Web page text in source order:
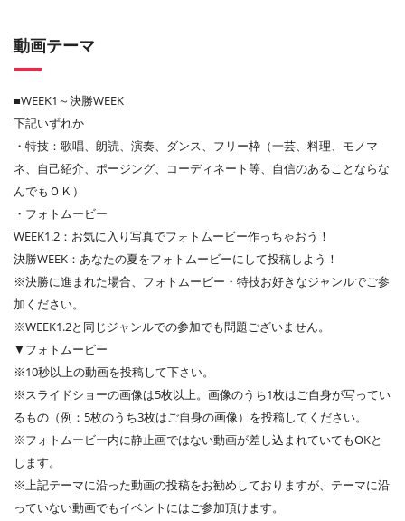
動画テーマ
■WEEK1～決勝WEEK
下記いずれか
・特技：歌唱、朗読、演奏、ダンス、フリー枠（一芸、料理、モノマ
ネ、自己紹介、ポージング、コーディネート等、自信のあることならな
んでもＯＫ）
・フォトムービー
WEEK1.2：お気に入り写真でフォトムービー作っちゃおう！
決勝WEEK：あなたの夏をフォトムービーにして投稿しよう！
※決勝に進まれた場合、フォトムービー・特技お好きなジャンルでご参
加ください。
※WEEK1.2と同じジャンルでの参加でも問題ございません。
▼フォトムービー
※10秒以上の動画を投稿して下さい。
※スライドショーの画像は5枚以上。画像のうち1枚はご自身が写ってい
るもの（例：5枚のうち3枚はご自身の画像）を投稿してください。
※フォトムービー内に静止画ではない動画が差し込まれていてもOKと
します。
※上記テーマに沿った動画の投稿をお勧めしておりますが、テーマに沿
っていない動画でもイベントにはご参加頂けます。